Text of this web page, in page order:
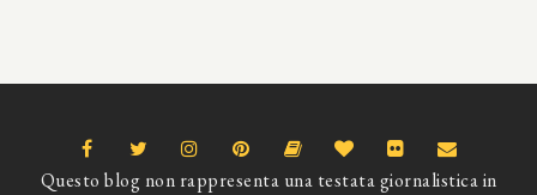
Questo blog non rappresenta una testata giornalistica in